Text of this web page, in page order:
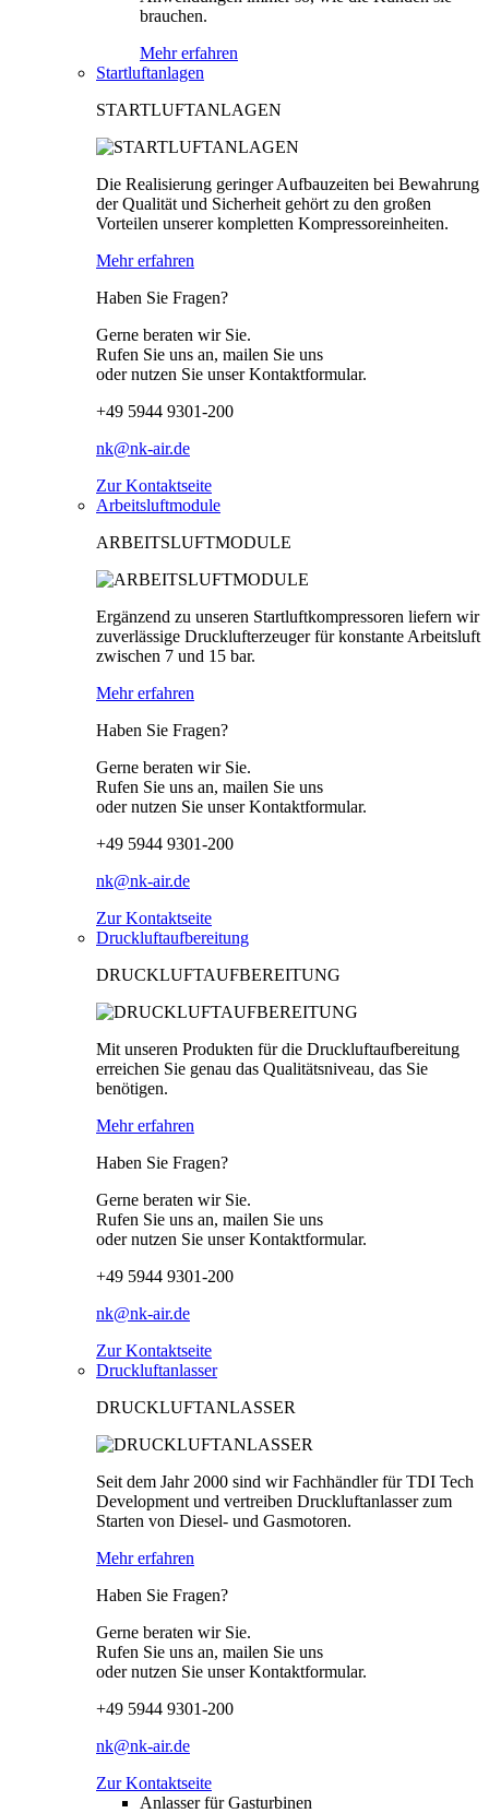
brauchen.
Mehr erfahren
Startluftanlagen
STARTLUFTANLAGEN
Die Realisierung geringer Aufbauzeiten bei Bewahrung
der Qualität und Sicherheit gehört zu den großen
Vorteilen unserer kompletten Kompressoreinheiten.
Mehr erfahren
Haben Sie Fragen?
Gerne beraten wir Sie.
Rufen Sie uns an, mailen Sie uns
oder nutzen Sie unser Kontaktformular.
+49 5944 9301-200
nk@nk-air.de
Zur Kontaktseite
Arbeitsluftmodule
ARBEITSLUFTMODULE
Ergänzend zu unseren Startluftkompressoren liefern wir
zuverlässige Drucklufterzeuger für konstante Arbeitsluft
zwischen 7 und 15 bar.
Mehr erfahren
Haben Sie Fragen?
Gerne beraten wir Sie.
Rufen Sie uns an, mailen Sie uns
oder nutzen Sie unser Kontaktformular.
+49 5944 9301-200
nk@nk-air.de
Zur Kontaktseite
Druckluftaufbereitung
DRUCKLUFTAUFBEREITUNG
Mit unseren Produkten für die Druckluftaufbereitung
erreichen Sie genau das Qualitätsniveau, das Sie
benötigen.
Mehr erfahren
Haben Sie Fragen?
Gerne beraten wir Sie.
Rufen Sie uns an, mailen Sie uns
oder nutzen Sie unser Kontaktformular.
+49 5944 9301-200
nk@nk-air.de
Zur Kontaktseite
Druckluftanlasser
DRUCKLUFTANLASSER
Seit dem Jahr 2000 sind wir Fachhändler für TDI Tech
Development und vertreiben Druckluftanlasser zum
Starten von Diesel- und Gasmotoren.
Mehr erfahren
Haben Sie Fragen?
Gerne beraten wir Sie.
Rufen Sie uns an, mailen Sie uns
oder nutzen Sie unser Kontaktformular.
+49 5944 9301-200
nk@nk-air.de
Zur Kontaktseite
Anlasser für Gasturbinen